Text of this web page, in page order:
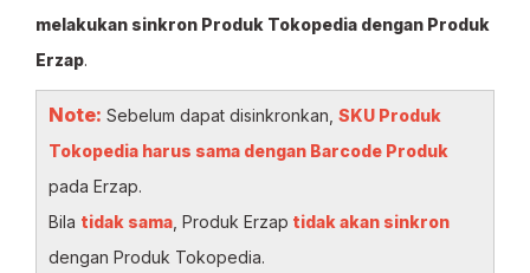
melakukan sinkron Produk Tokopedia dengan Produk
Erzap.
Note: Sebelum dapat disinkronkan, SKU Produk
Tokopedia harus sama dengan Barcode Produk
pada Erzap.
Bila tidak sama , Produk Erzap tidak akan sinkron
dengan Produk Tokopedia.